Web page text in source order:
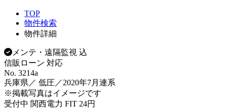
TOP
物件検索
物件詳細
メンテ・遠隔監視 込
信販ローン 対応
No. 3214a
兵庫県／ 低圧／2020年7月連系
※掲載写真はイメージです
受付中 関西電力 FIT 24円